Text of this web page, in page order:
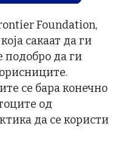
Foundation,
сакаат да ги
да ги
се бара конечно
од
да се користи